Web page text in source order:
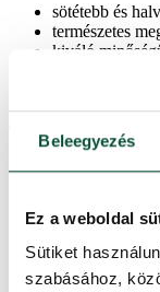
Beleegyezés
Ez a weboldal
Sütiket
szabásához,
sötétebb és
természetes
kiváló
esernyőszerű
Ágak teljes